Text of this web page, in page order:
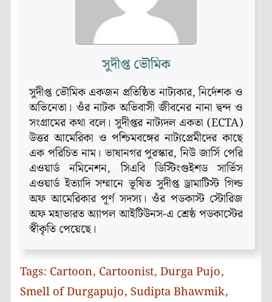
সুদীপ্ত ভৌমিক
সুদীপ্ত ভৌমিক একজন প্রতিষ্ঠিত নাট্যকার, নির্দেশক ও
অভিনেতা। ওঁর নাটক অভিবাসী জীবনের নানা দ্বন্দ ও
সংগ্রামের কথা বলে। সুদীপ্তর নাট্যদল একতা (ECTA)
উত্তর আমেরিকা ও পশ্চিমবঙ্গের নাট্যপ্রেমীদের কাছে
এক পরিচিত নাম। ভাষানগর পুরস্কার, নিউ জার্সি পেরি
এওয়ার্ড নমিনেশন, সিএবি ডিস্টিংগুইশড সার্ভিস
এওয়ার্ড ইত্যাদি সম্মানে ভূষিত সুদীপ্ত ড্রামাটিস্ট গিল্ড
অফ আমেরিকার পূর্ণ সদস্য। ওঁর পডকাস্ট স্টোরিজ
অফ মহাভারত অ্যাপল আইটিউনস-এ শ্রেষ্ঠ পডকাস্টের
স্বীকৃতি পেয়েছে।
Tags: Cartoon, Cartoonist, Durga Pujo,
Smell of Durgapujo, Sudipta Bhawmik,